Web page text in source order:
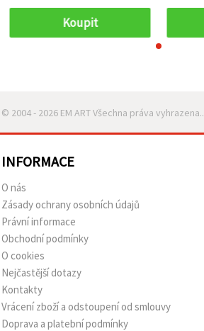
Koupit
© 2004 - 2026 EM ART Všechna práva vyhrazena..
INFORMACE
O nás
Zásady ochrany osobních údajů
Právní informace
Obchodní podmínky
O cookies
Nejčastější dotazy
Kontakty
Vrácení zboží a odstoupení od smlouvy
Doprava a platební podmínky